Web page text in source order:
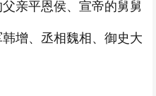
亲平恩侯、宣帝的舅舅
增、丞相魏相、御史大